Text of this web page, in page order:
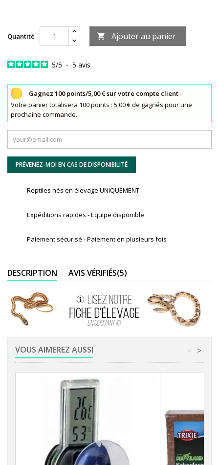
Quantité  Ajouter au panier
5/5 - 5 avis
Gagnez 100 points/5,00 € sur votre compte client-
Votre panier totalisera 100 points : 5,00 € de gagnés pour une
prochaine commande.
PRÉVENEZ-MOI EN CAS DE DISPONIBILITÉ
Reptiles nés en élevage UNIQUEMENT
Expéditions rapides - Equipe disponible
Paiement sécurisé - Paiement en plusieurs fois
DESCRIPTION AVIS VÉRIFIÉS(5)
VOUS AIMEREZ AUSSI >
<